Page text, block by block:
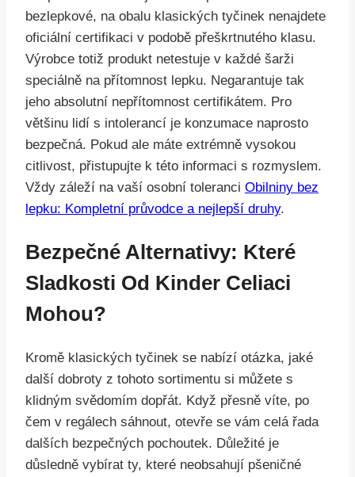
bezlepkové, na obalu klasických tyčinek nenajdete
oficiální certifikaci v podobě přeškrtnutého klasu.
Výrobce totiž produkt netestuje v každé šarži
speciálně na přítomnost lepku. Negarantuje tak
jeho absolutní nepřítomnost certifikátem. Pro
většinu lidí s intolerancí je konzumace naprosto
bezpečná. Pokud ale máte extrémně vysokou
citlivost, přistupujte k této informaci s rozmyslem.
Vždy záleží na vaší osobní toleranci Obilniny bez
lepku: Kompletní průvodce a nejlepší druhy.
Bezpečné Alternativy: Které
Sladkosti Od Kinder Celiaci
Mohou?
Kromě klasických tyčinek se nabízí otázka, jaké
další dobroty z tohoto sortimentu si můžete s
klidným svědomím dopřát. Když přesně víte, po
čem v regálech sáhnout, otevře se vám celá řada
dalších bezpečných pochoutek. Důležité je
důsledně vybírat ty, které neobsahují pšeničné